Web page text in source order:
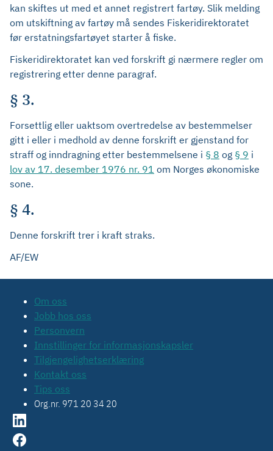
kan skiftes ut med et annet registrert fartøy. Slik melding
om utskiftning av fartøy må sendes Fiskeridirektoratet
før erstatningsfartøyet starter å fiske.
Fiskeridirektoratet kan ved forskrift gi nærmere regler om
registrering etter denne paragraf.
§ 3.
Forsettlig eller uaktsom overtredelse av bestemmelser
gitt i eller i medhold av denne forskrift er gjenstand for
straff og inndragning etter bestemmelsene i § 8 og § 9 i
lov av 17. desember 1976 nr. 91 om Norges økonomiske
sone.
§ 4.
Denne forskrift trer i kraft straks.
AF/EW
Om oss
Jobb hos oss
Personvern
Innstillinger for informasjonskapsler
Tilgjengelighetserklæring
Kontakt oss
Tips oss
Org.nr. 971 20 34 20